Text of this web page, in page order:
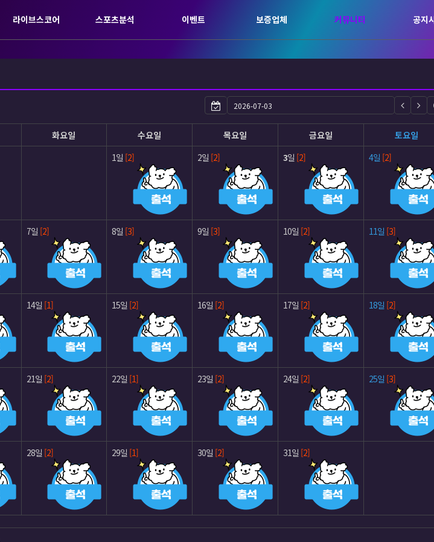
라이브스코어 스포츠분석 이벤트 보증업체 커뮤니티 공지
화요일 수요일 목요일 금요일
토요일
1일 [2] 2일 [2] 3일 [2] 4일 [2]
7일 [2] 8일 [3] 9일 [3] 10일 [2] 11일 [3]
14일 [1] 15일 [2] 16일 [2] 17일 [2] 18일 [2]
21일 [2] 22일 [1] 23일 [2] 24일 [2] 25일 [3]
28일 [2] 29일 [1] 30일 [2] 31일 [2]